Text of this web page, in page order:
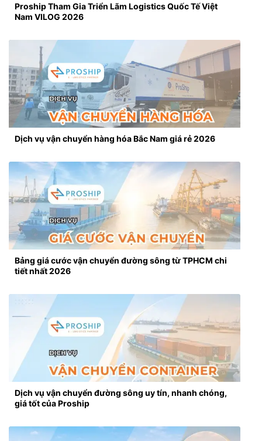
Proship Tham Gia Triển Lãm Logistics Quốc Tế Việt
Nam VILOG 2026
Dịch vụ vận chuyển hàng hóa Bắc Nam giá rẻ 2026
Bảng giá cước vận chuyển đường sông từ TPHCM chi
tiết nhất 2026
Dịch vụ vận chuyển đường sông uy tín, nhanh chóng,
giá tốt của Proship